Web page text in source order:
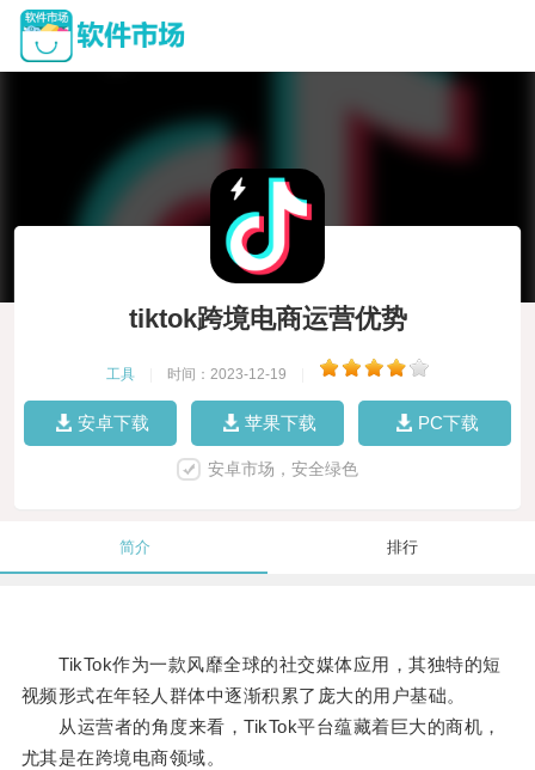
tiktok跨境电商运营优势
工具 时间：2023-12-19
安卓下载 苹果下载 PC下载
安卓市场，安全绿色
简介 排行
TikTok作为一款风靡全球的社交媒体应用，其独特的短
视频形式在年轻人群体中逐渐积累了庞大的用户基础。
从运营者的角度来看，TikTok平台蕴藏着巨大的商机，
尤其是在跨境电商领域。